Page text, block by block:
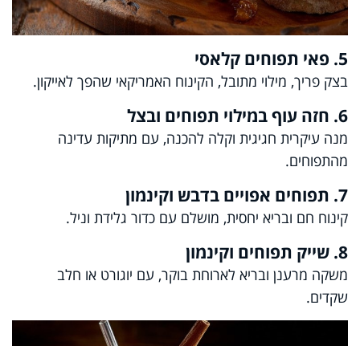
5. פאי תפוחים קלאסי
בצק פריך, מילוי מתובל, הקינוח האמריקאי שהפך לאייקון.
6. חזה עוף במילוי תפוחים ובצל
מנה עיקרית חגיגית וקלה להכנה, עם מתיקות עדינה
מהתפוחים.
7. תפוחים אפויים בדבש וקינמון
קינוח חם ובריא יחסית, מושלם עם כדור גלידת וניל.
8. שייק תפוחים וקינמון
משקה מרענן ובריא לארוחת בוקר, עם יוגורט או חלב
שקדים.